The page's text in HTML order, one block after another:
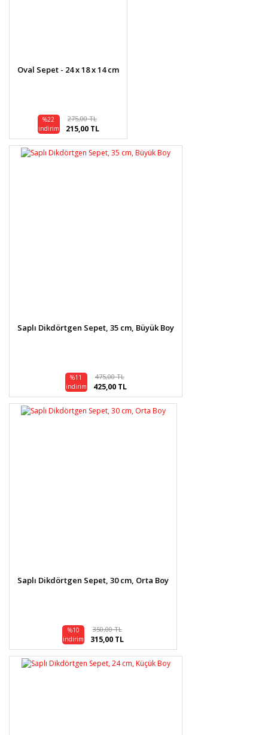
Oval Sepet - 24 x 18 x 14 cm
%22
indirim
275,00 TL
215,00 TL
Saplı Dikdörtgen Sepet, 35 cm, Büyük Boy
%11
indirim
475,00 TL
425,00 TL
Saplı Dikdörtgen Sepet, 30 cm, Orta Boy
%10
indirim
350,00 TL
315,00 TL